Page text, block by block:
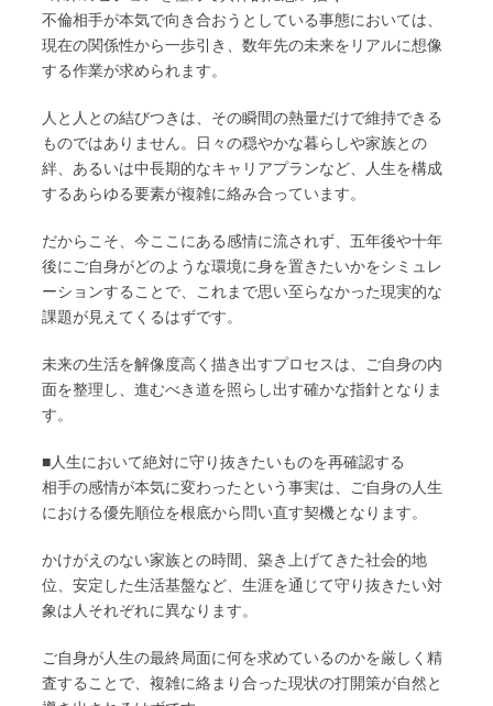
不倫相手が本気で向き合おうとしている事態においては、
現在の関係性から一歩引き、数年先の未来をリアルに想像
する作業が求められます。
人と人との結びつきは、その瞬間の熱量だけで維持できる
ものではありません。日々の穏やかな暮らしや家族との
絆、あるいは中長期的なキャリアプランなど、人生を構成
するあらゆる要素が複雑に絡み合っています。
だからこそ、今ここにある感情に流されず、五年後や十年
後にご自身がどのような環境に身を置きたいかをシミュレ
ーションすることで、これまで思い至らなかった現実的な
課題が見えてくるはずです。
未来の生活を解像度高く描き出すプロセスは、ご自身の内
面を整理し、進むべき道を照らし出す確かな指針となりま
す。
■人生において絶対に守り抜きたいものを再確認する
相手の感情が本気に変わったという事実は、ご自身の人生
における優先順位を根底から問い直す契機となります。
かけがえのない家族との時間、築き上げてきた社会的地
位、安定した生活基盤など、生涯を通じて守り抜きたい対
象は人それぞれに異なります。
ご自身が人生の最終局面に何を求めているのかを厳しく精
査することで、複雑に絡まり合った現状の打開策が自然と